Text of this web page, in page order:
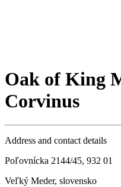
Oak of King
Corvinus
Address and contact details
Poľovnícka 2144/45, 932 01
Veľký Meder, slovensko